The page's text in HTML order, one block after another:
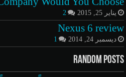
يناير 25, 2015 2
Nexus 6 review
ديسمبر 24, 2014 1
Random Posts